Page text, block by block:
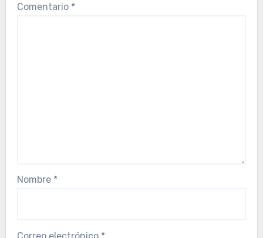
Comentario *
Nombre *